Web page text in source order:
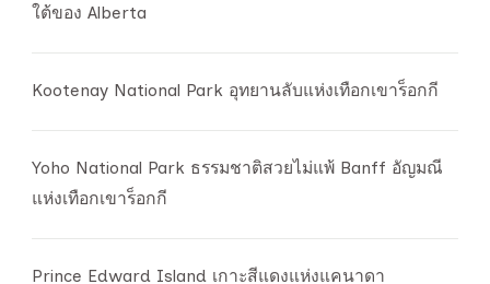
ใต้ของ Alberta
Kootenay National Park อุทยานลับแห่งเทือกเขาร็อกกี
Yoho National Park ธรรมชาติสวยไม่แพ้ Banff อัญมณี
แห่งเทือกเขาร็อกกี
Prince Edward Island เกาะสีแดงแห่งแคนาดา